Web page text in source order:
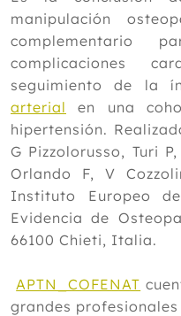
2019
2018
2017
2016
2015
2014
2013
manipulación
complementario
complicaciones
seguimiento de la
arterial en una
hipertensión.
G Pizzolorusso, Turi
Orlando F, V
Instituto Europeo
Evidencia de
66100 Chieti, Italia.
APTN_COFENAT
grandes